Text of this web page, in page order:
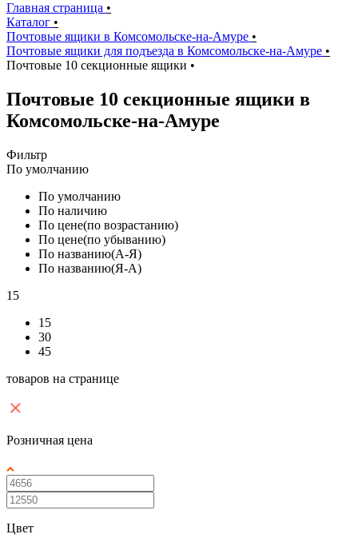
Главная страница •
Каталог •
Почтовые ящики в Комсомольске-на-Амуре •
Почтовые ящики для подъезда в Комсомольске-на-Амуре •
Почтовые 10 секционные ящики •
Почтовые 10 секционные ящики в
Комсомольске-на-Амуре
Фильтр
По умолчанию
По умолчанию
По наличию
По цене(по возрастанию)
По цене(по убыванию)
По названию(А-Я)
По названию(Я-А)
15
15
30
45
товаров на странице
Розничная цена
Цвет